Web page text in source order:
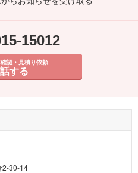
15012
認・見積り依頼
する
2-30-14